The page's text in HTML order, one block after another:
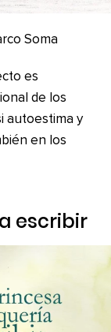
Soma
es
de los
autoestima y
en los
escribir